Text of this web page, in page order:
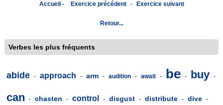
Accueil - Exercice précédent - Exercice suivant
Retour...
Verbes les plus fréquents
abide - approach - arm - audition - await - be - buy -
can - chasten - control - disgust - distribute - dive -